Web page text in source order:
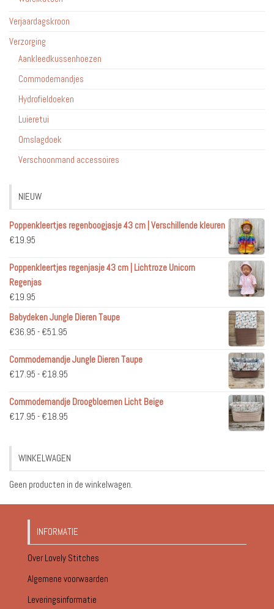
Verjaardagskroon
Verzorging
Aankleedkussenhoezen
Commodemandjes
Hydrofieldoeken
Luieretui
Omslagdoek
Verschoonmand accessoires
NIEUW
Poppenkleertjes regenboogjasje 43 cm | Verschillende kleuren
€19.95
Poppenkleertjes regenjasje 43 cm | Lichtroze Unicorn
Regenjas
€19.95
Babydeken Jungle Dieren Taupe
€36.95 - €51.95
tot
€51.95
Commodemandje Jungle Dieren Taupe
€17.95 - €18.95
tot
Commodemandje Droogbloemen Licht Beige
€17.95 - €18.95
€18.95
WINKELWAGEN
Geen producten in de winkelwagen.
INFORMATIE
Over Lovely Stitches
Algemene voorwaarden
Leveringsinformatie